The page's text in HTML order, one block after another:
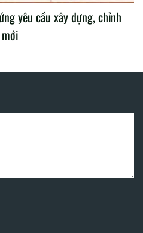
yêu cầu xây dựng, chỉnh